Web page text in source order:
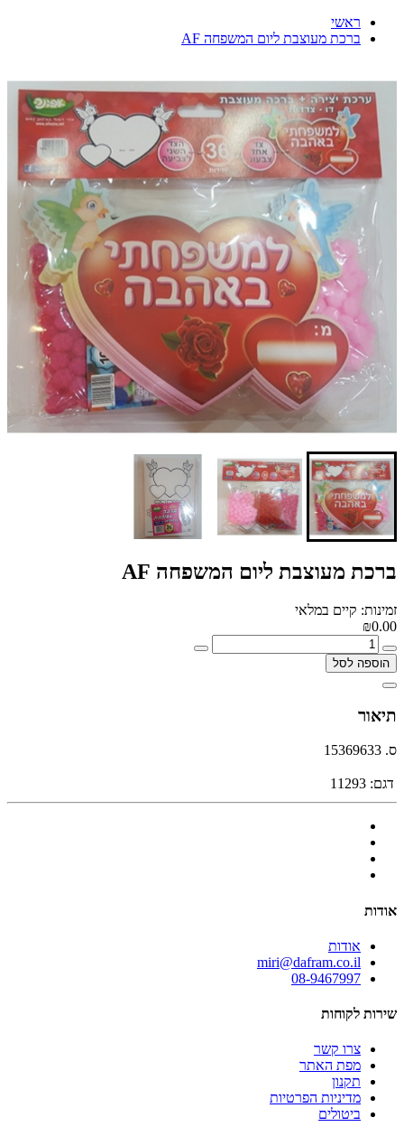
ראשי
ברכת מעוצבת ליום המשפחה AF
ברכת מעוצבת ליום המשפחה AF
זמינות: קיים במלאי
₪0.00
הוספה לסל
תיאור
ס. 15369633
דגם: 11293
אודות
אודות
miri@dafram.co.il
08-9467997
שירות לקוחות
צרו קשר
מפת האתר
תקנון
מדיניות הפרטיות
ביטולים